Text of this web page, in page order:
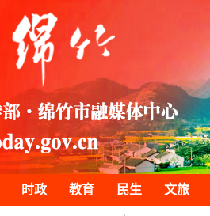
时政 教育 民生 文旅